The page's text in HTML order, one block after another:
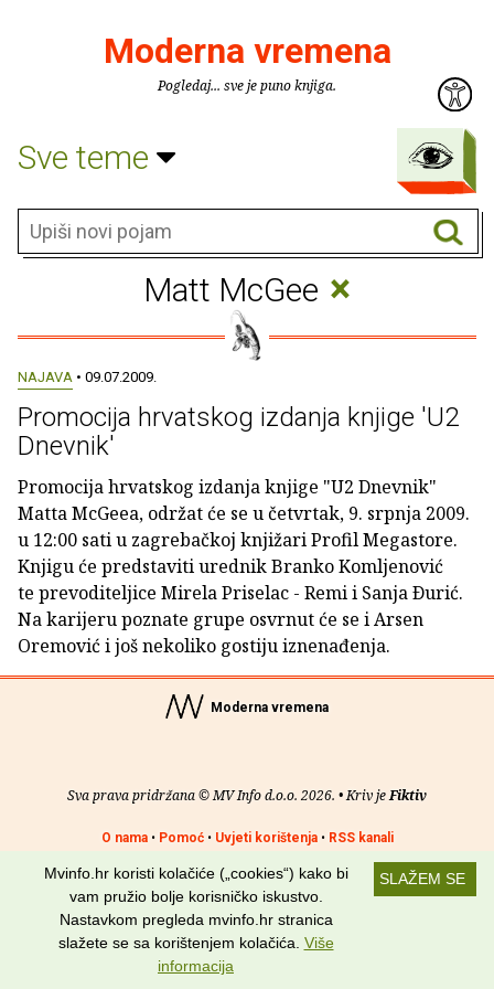
Moderna vremena
Pogledaj... sve je puno knjiga.
Sve teme
Matt McGee ×
NAJAVA • 09.07.2009.
Promocija hrvatskog izdanja knjige 'U2
Dnevnik'
Promocija hrvatskog izdanja knjige "U2 Dnevnik"
Matta McGeea, održat će se u četvrtak, 9. srpnja 2009.
u 12:00 sati u zagrebačkoj knjižari Profil Megastore.
Knjigu će predstaviti urednik Branko Komljenović
te prevoditeljice Mirela Priselac - Remi i Sanja Ðurić.
Na karijeru poznate grupe osvrnut će se i Arsen
Oremović i još nekoliko gostiju iznenađenja.
Moderna vremena
Sva prava pridržana © MV Info d.o.o. 2026. • Kriv jeFiktiv
O nama• Pomoć• Uvjeti korištenja• RSS kanali
Potraži nas na: SLAŽEM SE
Mvinfo.hr koristi kolačiće („cookies“) kako bi
vam pružio bolje korisničko iskustvo.
Nastavkom pregleda mvinfo.hr stranica
slažete se sa korištenjem kolačića. Više
informacija